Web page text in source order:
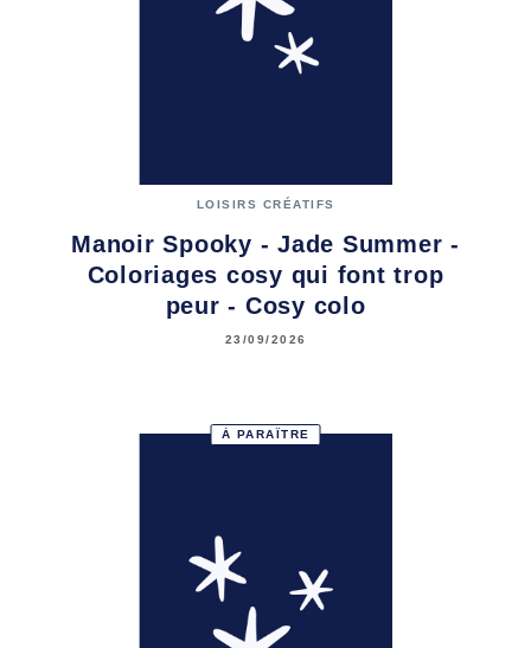
LOISIRS CRÉATIFS
Manoir Spooky - Jade Summer -
Coloriages cosy qui font trop
peur - Cosy colo
23/09/2026
À PARAÎTRE